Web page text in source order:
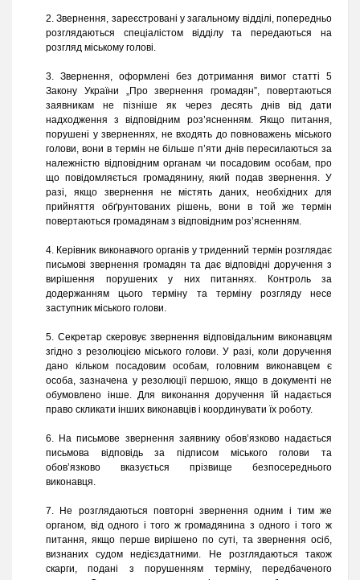
2. Звернення, зареєстровані у загальному відділі, попередньо
розглядаються спеціалістом відділу та передаються на
розгляд міському голові.
3. Звернення, оформлені без дотримання вимог статті 5
Закону України „Про звернення громадян”, повертаються
заявникам не пізніше як через десять днів від дати
надходження з відповідним роз’ясненням. Якщо питання,
порушені у зверненнях, не входять до повноважень міського
голови, вони в термін не більше п’яти днів пересилаються за
належністю відповідним органам чи посадовим особам, про
що повідомляється громадянину, який подав звернення. У
разі, якщо звернення не містять даних, необхідних для
прийняття обґрунтованих рішень, вони в той же термін
повертаються громадянам з відповідним роз’ясненням.
4. Керівник виконавчого органів у триденний термін розглядає
письмові звернення громадян та дає відповідні доручення з
вирішення порушених у них питаннях. Контроль за
додержанням цього терміну та терміну розгляду несе
заступник міського голови.
5. Секретар скеровує звернення відповідальним виконавцям
згідно з резолюцією міського голови. У разі, коли доручення
дано кільком посадовим особам, головним виконавцем є
особа, зазначена у резолюції першою, якщо в документі не
обумовлено інше. Для виконання доручення їй надається
право скликати інших виконавців і координувати їх роботу.
6. На письмове звернення заявнику обов’язково надається
письмова відповідь за підписом міського голови та
обов’язково вказується прізвище безпосереднього
виконавця.
7. Не розглядаються повторні звернення одним і тим же
органом, від одного і того ж громадянина з одного і того ж
питання, якщо перше вирішено по суті, та звернення осіб,
визнаних судом недієздатними. Не розглядаються також
скарги, подані з порушенням терміну, передбаченого